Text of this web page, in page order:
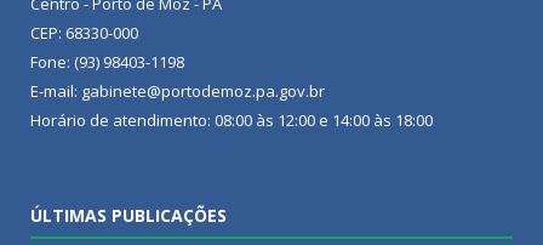
CEP: 68330-000
Fone: (93) 98403-1198
E-mail: gabinete@portodemoz.pa.gov.br
Horário de atendimento: 08:00 às 12:00 e 14:00 às 18:00
ÚLTIMAS PUBLICAÇÕES